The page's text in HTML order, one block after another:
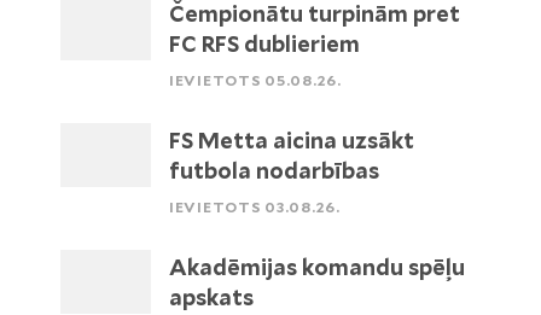
Čempionātu turpinām pret
FC RFS dublieriem
IEVIETOTS 05.08.26.
FS Metta aicina uzsākt
futbola nodarbības
IEVIETOTS 03.08.26.
Akadēmijas komandu spēļu
apskats